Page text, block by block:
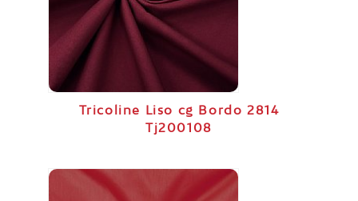
Tricoline Liso cg Bordo 2814
Tj200108